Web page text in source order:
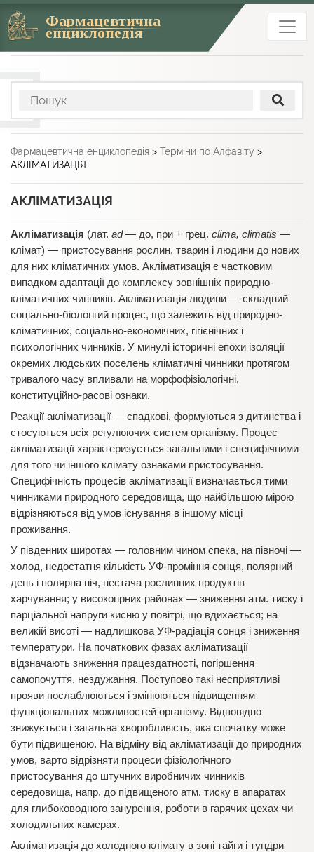
Фармацевтична
енциклопедія
Фармацевтична енциклопедія > Терміни по Алфавіту >
АКЛІМАТИЗАЦІЯ
АКЛІМАТИЗАЦІЯ
Акліматизація (лат. ad— до, при + грец. clima, climatis —
клімат) — пристосування рослин, тварин і людини до нових
для них кліматичних умов. Акліматизація є частковим
випадком адаптації до комплексу зовнішніх природно-
кліматичних чинників. Акліматизація людини — складний
соціально-біологігий процес, що залежить від природно-
кліматичних, соціально-економічних, гігієнічних і
психологічних чинників. У минулі історичні епохи ізоляції
окремих людських поселень кліматичні чинники протягом
тривалого часу впливали на морфофізіологічні,
конституційно-расові ознаки.
Реакції акліматизації — спадкові, формуються з дитинства і
стосуються всіх регулюючих систем організму. Процес
акліматизації характеризується загальними і специфічними
для того чи іншого клімату ознаками пристосування.
Специфічність процесів акліматизації визначається тими
чинниками природного середовища, що найбільшою мірою
відрізняються від умов існування в іншому місці
проживання.
У південних широтах — головним чином спека, на півночі —
холод, недостатня кількість УФ-проміння сонця, полярний
день і полярна ніч, нестача рослинних продуктів
харчування; у високогірних районах — зниження атм. тиску і
парціальної напруги кисню у повітрі, що вдихається; на
великій висоті — надлишкова УФ-радіація сонця і зниження
температури. На початкових фазах акліматизації
відзначають зниження працездатності, погіршення
самопочуття, нездужання. Поступово такі несприятливі
прояви послаблюються і змінюються підвищенням
функціональних можливостей організму. Відповідно
знижується і загальна хворобливість, яка спочатку може
бути підвищеною. На відміну від акліматизації до природних
умов, варто відрізняти процеси фізіологічного
пристосування до штучних виробничих чинників
середовища, напр. до підвищеного атм. тиску в апаратах
для глибоководного занурення, роботи в гарячих цехах чи
холодильних камерах.
Акліматизація до холодного клімату в зоні тайги і тундри